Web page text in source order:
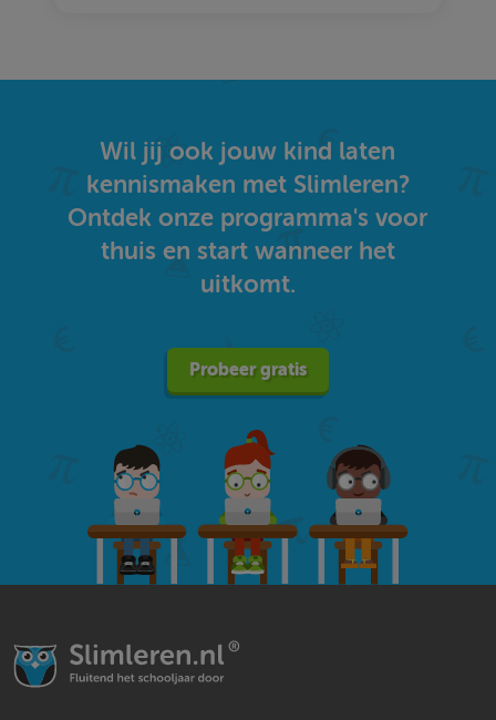
Wil jij ook jouw kind laten
kennismaken met Slimleren?
Ontdek onze programma's voor
thuis en start wanneer het
uitkomt.
Probeer gratis